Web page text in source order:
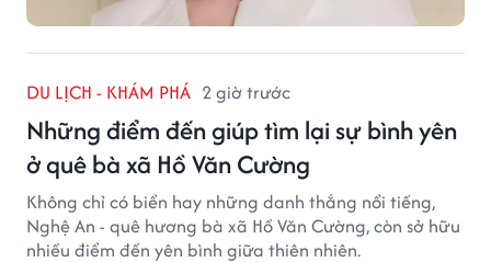
DU LỊCH - KHÁM PHÁ 2 giờ trước
Những điểm đến giúp tìm lại sự bình yên
ở quê bà xã Hồ Văn Cường
Không chỉ có biển hay những danh thắng nổi tiếng,
Nghệ An - quê hương bà xã Hồ Văn Cường, còn sở hữu
nhiều điểm đến yên bình giữa thiên nhiên.